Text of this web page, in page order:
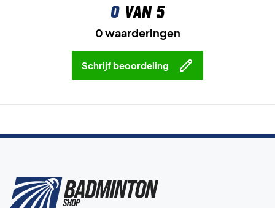
0van 5
0 waarderingen
Schrijf beoordeling